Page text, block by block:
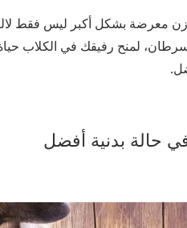
معرضة بشكل أكبر ليس فقط
لمنح رفيقك في الكلاب